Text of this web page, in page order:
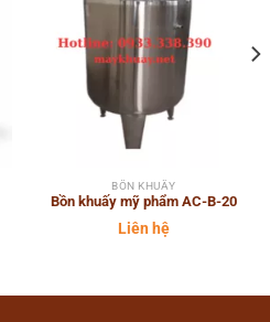
BỒN KHUẤY
Bồn khuấy mỹ phẩm AC-B-20
Liên hệ